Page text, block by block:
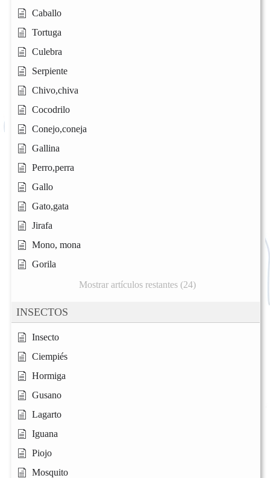
Caballo
Tortuga
Culebra
Serpiente
Chivo,chiva
Cocodrilo
Conejo,coneja
Gallina
Perro,perra
Gallo
Gato,gata
Jirafa
Mono, mona
Gorila
Mostrar artículos restantes (24)
INSECTOS
Insecto
Ciempiés
Hormiga
Gusano
Lagarto
Iguana
Piojo
Mosquito